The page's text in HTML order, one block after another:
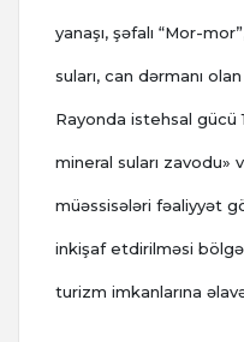
yanaşı, şəfalı “Mor-
suları, can dərmanı
Rayonda istehsal gücü
mineral suları zavodu»
müəssisələri fəaliyyət
inkişaf etdirilməsi
turizm imkanlarına